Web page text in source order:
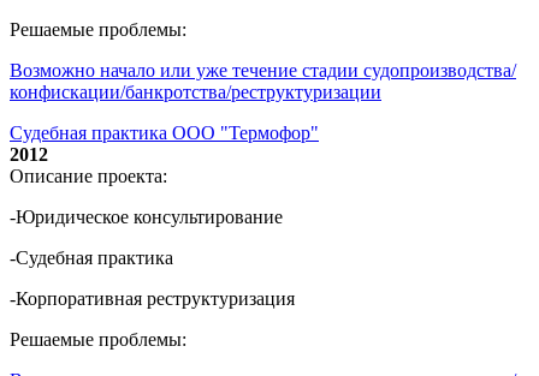
Решаемые проблемы:
Возможно начало или уже течение стадии судопроизводства/
конфискации/банкротства/реструктуризации
Судебная практика ООО "Термофор"
2012
Описание проекта:
-Юридическое консультирование
-Судебная практика
-Корпоративная реструктуризация
Решаемые проблемы: